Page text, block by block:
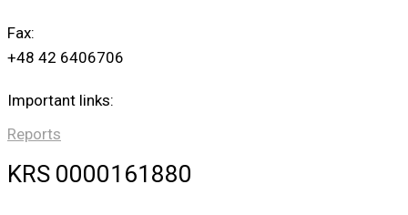
Fax:
+48 42 6406706
Important links:
Reports
KRS 0000161880